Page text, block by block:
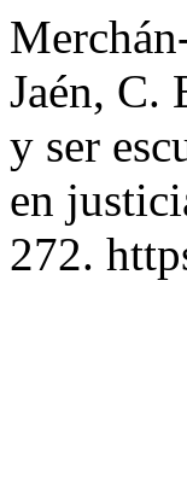
Jaén, C.
y ser
en
272.